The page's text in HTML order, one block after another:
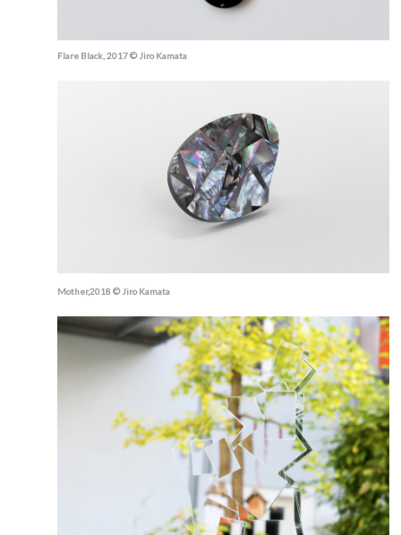
Flare Black, 2017 © Jiro Kamata
Mother,2018 © Jiro Kamata